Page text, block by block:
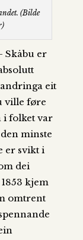
(Bilde
Skåbu er
eit
ville føre
i folket var
minste
er svikt i
dei
kjem
omtrent